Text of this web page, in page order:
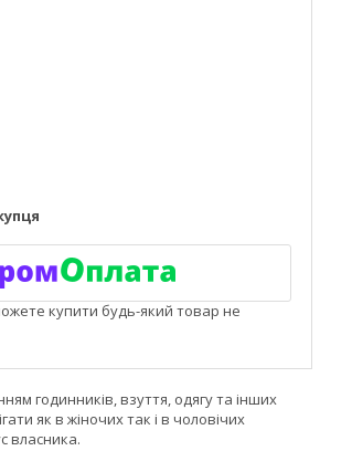
купити будь-який товар не
годинників, взуття, одягу та інших
як в жіночих так і в чоловічих
власника.